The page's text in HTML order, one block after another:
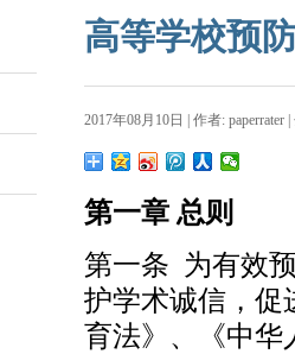
高等学校预
2017年08月10日 | 作者: paperrater
第一章 总则
第一条 为有效
护学术诚信，促
育法》、《中华